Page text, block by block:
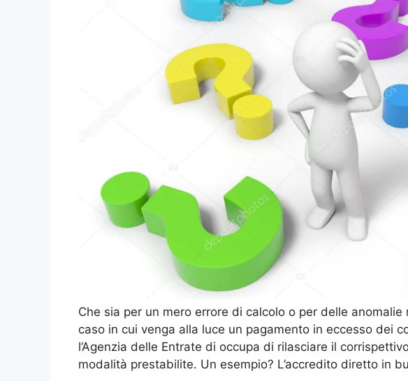
Che sia per un mero errore di calcolo o per delle
caso in cui venga alla luce un pagamento in eccesso dei
l’Agenzia delle Entrate di occupa di rilasciare il
modalità prestabilite. Un esempio? L’accredito diretto in